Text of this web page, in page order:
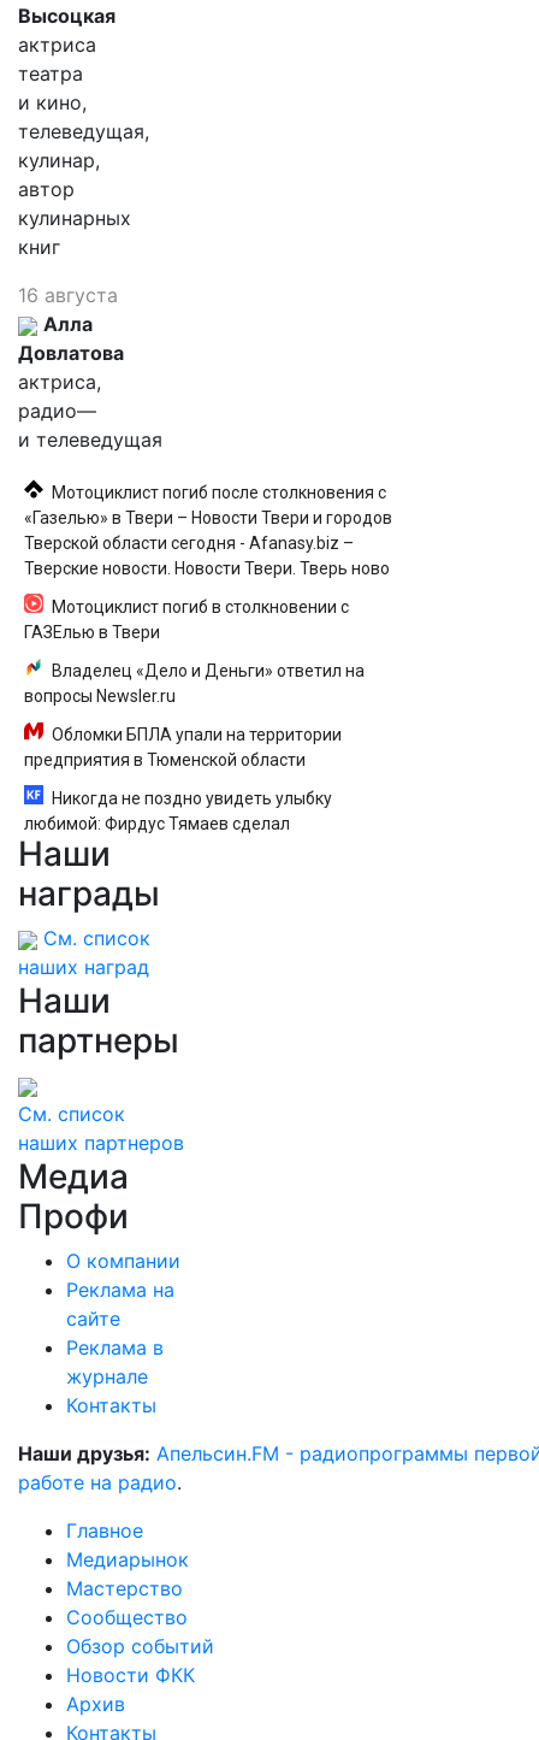
Высоцкая
актриса
театра
и кино,
телеведущая,
кулинар,
автор
кулинарных
книг
16 августа
Алла
Довлатова
актриса,
радио—
и телеведущая
Мотоциклист погиб после столкновения с
«Газелью» в Твери – Новости Твери и городов
Тверской области сегодня - Afanasy.biz –
Тверские новости. Новости Твери. Тверь ново
Мотоциклист погиб в столкновении с
ГАЗЕлью в Твери
Владелец «Дело и Деньги» ответил на
вопросы Newsler.ru
Обломки БПЛА упали на территории
предприятия в Тюменской области
Никогда не поздно увидеть улыбку
любимой: Фирдус Тямаев сделал
предложение прямо во время концерта
Наши
награды
См. список
наших наград
Наши
партнеры
См. список
наших партнеров
Медиа
Профи
О компании
Реклама на
сайте
Реклама в
журнале
Контакты
Наши друзья: Апельсин.FM - радиопрограммы
работе на радио.
Главное
Медиарынок
Мастерство
Сообщество
Обзор событий
Новости ФКК
Архив
Контакты